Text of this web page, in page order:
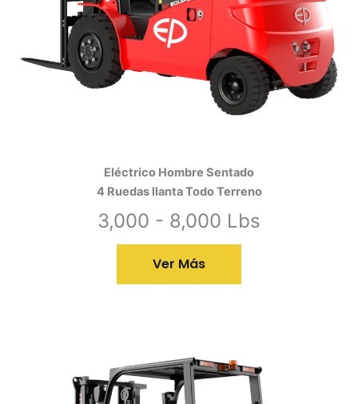
Eléctrico Hombre Sentado
4 Ruedas llanta Todo Terreno
3,000 - 8,000 Lbs
Ver Más